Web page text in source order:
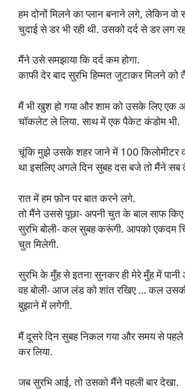
हम दोनों मिलने का प्लान बनाने लगे, लेकिन वो
चुदाई से डर भी रही थी. उसको दर्द से डर लग
मैंने उसे समझाया कि दर्द कम होगा.
काफी देर बाद सुरभि हिम्मत जुटाकर मिलने को
मैं भी खुश हो गया और शाम को उसके लिए एक
चॉकलेट ले लिया. साथ में एक पैकेट कंडोम भी.
चूंकि मुझे उसके शहर जाने में 100 किलोमीटर
था इसलिए अगले दिन सुबह दस बजे तो मैंने सब
रात में हम फ़ोन पर बात करने लगे.
तो मैंने उससे पूछा- अपनी चुत के बाल साफ किए
सुरभि बोली- कल सुबह करूंगी. आपको एकदम
चुत मिलेगी.
सुरभि के मुँह से इतना सुनकर ही मेरे मुँह में
वह बोली- आज लंड को शांत रखिए … कल
बुझाने में लगेगी.
मैं दूसरे दिन सुबह निकल गया और समय से
कर लिया.
जब सुरभि आई, तो उसको मैंने पहली बार देखा.